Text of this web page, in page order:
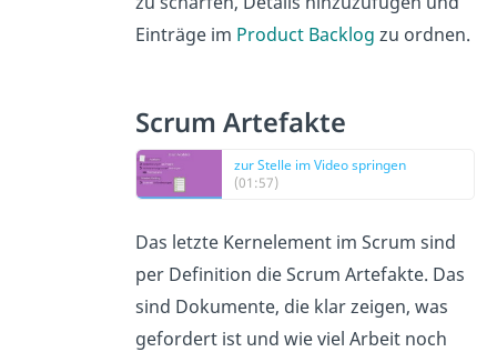
Einträge im Product Backlog zu ordnen.
Scrum Artefakte
zur Stelle im Video springen
(01:57)
Das letzte Kernelement im Scrum sind
per Definition die Scrum Artefakte. Das
sind Dokumente, die klar zeigen, was
gefordert ist und wie viel Arbeit noch